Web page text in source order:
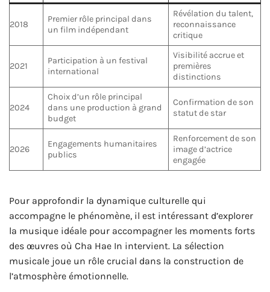
2018
Premier rôle principal dans
un film indépendant
Révélation du talent,
reconnaissance
critique
2021
Participation à un festival
international
Visibilité accrue et
premières
distinctions
2024
Choix d’un rôle principal
dans une production à grand
budget
Confirmation de son
statut de star
2026
Engagements humanitaires
publics
Renforcement de son
image d’actrice
engagée
Pour approfondir la dynamique culturelle qui
accompagne le phénomène, il est intéressant d’explorer
la musique idéale pour accompagner les moments forts
des œuvres où Cha Hae In intervient. La sélection
musicale joue un rôle crucial dans la construction de
l’atmosphère émotionnelle.